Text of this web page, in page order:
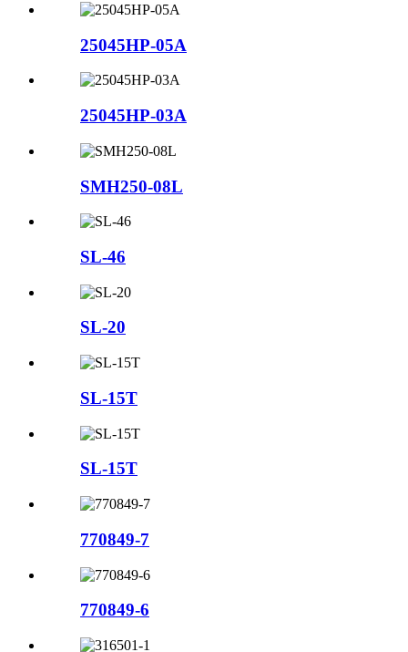
25045HP-05A
25045HP-03A
SMH250-08L
SL-46
SL-20
SL-15T
SL-15T
770849-7
770849-6